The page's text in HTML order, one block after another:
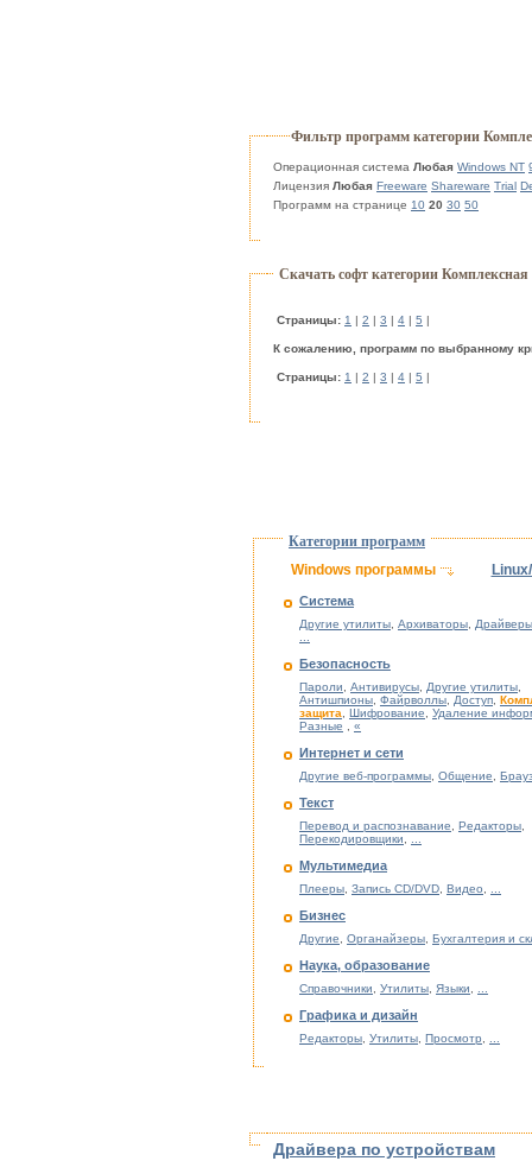
Фильтр программ категории
Операционная система Любая Windows NT
Лицензия Любая Freeware Shareware Trial
Программ на странице 10 20 30 50
Скачать софт категории
Cтраницы: 1 2 3 4 5
К сожалению, программ по выбранному
Cтраницы: 1 2 3 4 5
Категории программ
Windows программы
Система
Другие утилиты, Архиваторы,
...
Безопасность
Пароли, Антивирусы, Другие утилиты,
Антишпионы, Файрволлы, Доступ,
защита, Шифрование, Удаление
Разные , «
Интернет и сети
Другие веб-программы, Общение,
Текст
Перевод и распознавание, Редакторы,
Перекодировщики, ...
Мультимедиа
Плееры, Запись CD/DVD, Видео, ...
Бизнес
Другие, Органайзеры, Бухгалтерия и
Наука, образование
Справочники, Утилиты, Языки, ...
Графика и дизайн
Редакторы, Утилиты, Просмотр, ...
Драйвера по устройствам